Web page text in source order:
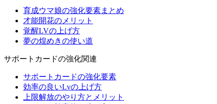
育成ウマ娘の強化要素まとめ
才能開花のメリット
覚醒LVの上げ方
夢の煌めきの使い道
サポートカードの強化関連
サポートカードの強化要素
効率の良いLvの上げ方
上限解放のやり方とメリット